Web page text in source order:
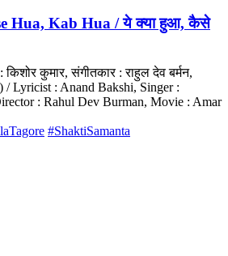
Hua, Kab Hua / ये क्या हुआ, कैसे
कुमार, संगीतकार : राहुल देव बर्मन,
Lyricist : Anand Bakshi, Singer :
: Rahul Dev Burman, Movie : Amar
#ShaktiSamanta